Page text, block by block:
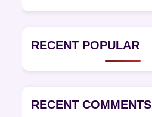
RECENT POPULAR
RECENT COMMENTS